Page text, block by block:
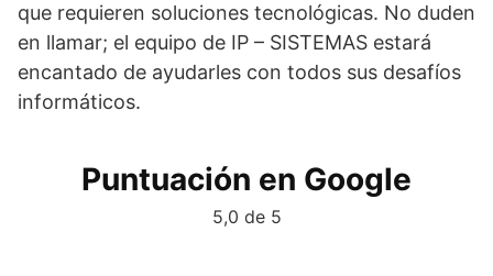
que requieren soluciones tecnológicas. No duden
en llamar; el equipo de IP – SISTEMAS estará
encantado de ayudarles con todos sus desafíos
informáticos.
Puntuación en Google
5,0 de 5